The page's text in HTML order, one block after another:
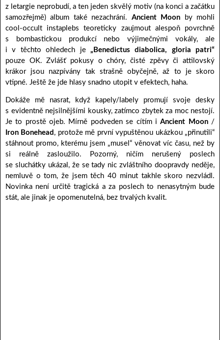
z letargie neprobudí, a ten jeden skvělý motiv (na konci a začátku
samozřejmě) album také nezachrání. Ancient Moon by mohli
cool-occult instaplebs teoreticky zaujmout alespoň povrchně
s bombastickou produkcí nebo výjimečnými vokály, ale
i v těchto ohledech je „Benedictus diabolica, gloria patri“
pouze OK. Zvlášť pokusy o chóry, čisté zpěvy či attilovský
krákor jsou nazpívány tak strašně obyčejně, až to je skoro
vtipné. Ještě že jde hlasy snadno utopit v efektech, haha.
Dokáže mě nasrat, když kapely/labely promují svoje desky
s evidentně nejsilnějšími kousky, zatímco zbytek za moc nestojí.
Je to prostě ojeb. Mírně podveden se cítím iAncient Moon/
Iron Bonehead , protože mě první vypuštěnou ukázkou „přinutili“
stáhnout promo, kterému jsem „musel“ věnovat víc času, než by
si reálně zasloužilo. Pozorný, ničím nerušený poslech
se sluchátky ukázal, že se tady nic zvláštního doopravdy neděje,
nemluvě o tom, že jsem těch 40 minut takhle skoro nezvládl.
Novinka není určitě tragická a za poslech to nenasytným bude
stát, ale jinak je opomenutelná, bez trvalých kvalit.